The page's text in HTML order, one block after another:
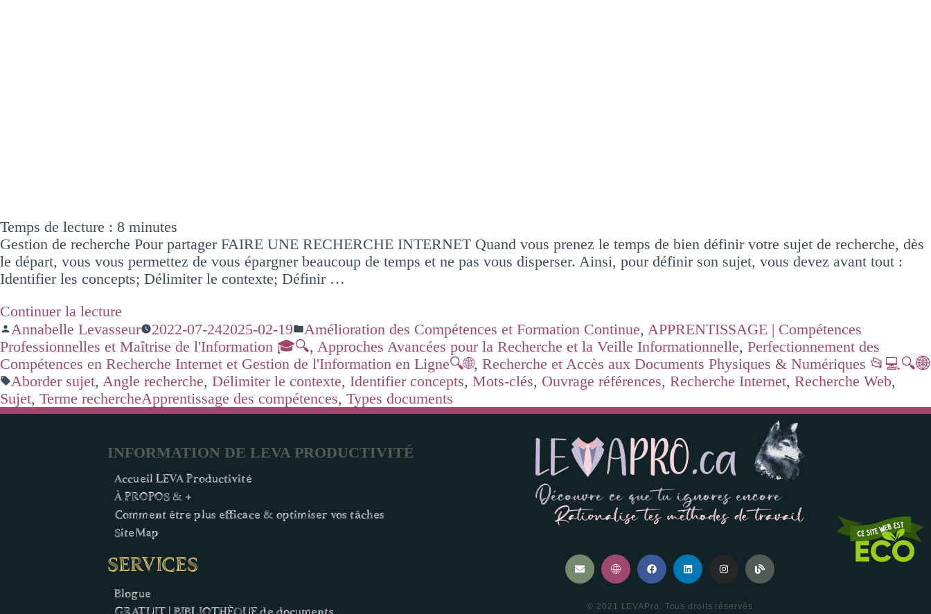
Temps de lecture : 8 minutes
Gestion de recherche​ Pour partager FAIRE UNE RECHERCHE INTERNET Quand vous prenez le temps de bien définir votre sujet de recherche, dès
le départ, vous vous permettez de vous épargner beaucoup de temps et ne pas vous disperser. Ainsi, pour définir son sujet, vous devez avant tout :
Identifier les concepts; Délimiter le contexte; Définir …
Continuer la lecture
Annabelle Levasseur
2022-07-242025-02-19 Amélioration des Compétences et Formation Continue, APPRENTISSAGE | Compétences
Professionnelles et Maîtrise de l'Information 🎓🔍, Approches Avancées pour la Recherche et la Veille Informationnelle, Perfectionnement des
Compétences en Recherche Internet et Gestion de l'Information en Ligne🔍🌐, Recherche et Accès aux Documents Physiques & Numériques 📂💻🔍🌐
Aborder sujet, Angle recherche, Délimiter le contexte, Identifier concepts, Mots-clés, Ouvrage références, Recherche Internet, Recherche Web,
Sujet, Terme rechercheApprentissage des compétences, Types documents
INFORMATION DE LEVA PRODUCTIVITÉ
Accueil LEVA Productivité
À PROPOS & +
Comment être plus efficace & optimiser vos tâches
SiteMap
SERVICES
Blogue
GRATUIT | BIBLIOTHÈQUE de documents
© 2021 LEVAPro. Tous droits réservés